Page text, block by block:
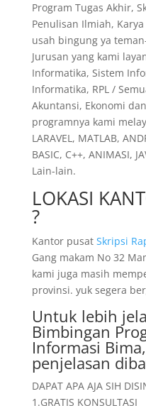
Program Tugas Akhir,
Penulisan Ilmiah,
usah bingung ya
Jurusan yang kami
Informatika, Sistem
Informatika, RPL /
Akuntansi, Ekonomi
programnya kami
LARAVEL, MATLAB,
BASIC, C++, ANIMASI,
Lain-lain.
LOKASI
?
Kantor pusat Skripsi
Gang makam No 32
kami juga masih
provinsi. yuk segera
Untuk lebih
Bimbingan
Informasi
penjelasan
DAPAT APA AJA SIH
1.GRATIS KONSULTASI